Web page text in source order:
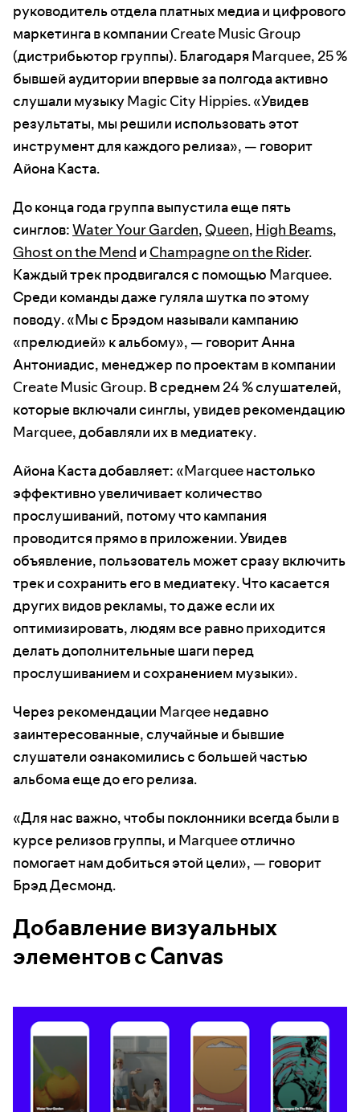
руководитель отдела платных медиа и цифрового
маркетинга в компании Create Music Group
(дистрибьютор группы). Благодаря Marquee, 25 %
бывшей аудитории впервые за полгода активно
слушали музыку Magic City Hippies. «Увидев
результаты, мы решили использовать этот
инструмент для каждого релиза», — говорит
Айона Каста.
До конца года группа выпустила еще пять
синглов:Water Your Garden, Queen, High Beams,
Ghost on the Mend и Champagne on the Rider.
Каждый трек продвигался с помощью Marquee.
Среди команды даже гуляла шутка по этому
поводу. «Мы с Брэдом называли кампанию
«прелюдией» к альбому», — говорит Анна
Антониадис, менеджер по проектам в компании
Create Music Group. В среднем 24 % слушателей,
которые включали синглы, увидев рекомендацию
Marquee, добавляли их в медиатеку.
Айона Каста добавляет: «Marquee настолько
эффективно увеличивает количество
прослушиваний, потому что кампания
проводится прямо в приложении. Увидев
объявление, пользователь может сразу включить
трек и сохранить его в медиатеку. Что касается
других видов рекламы, то даже если их
оптимизировать, людям все равно приходится
делать дополнительные шаги перед
прослушиванием и сохранением музыки».
Через рекомендации Marqee недавно
заинтересованные, случайные и бывшие
слушатели ознакомились с большей частью
альбома еще до его релиза.
«Для нас важно, чтобы поклонники всегда были в
курсе релизов группы, и Marquee отлично
помогает нам добиться этой цели», — говорит
Брэд Десмонд.
Добавление визуальных
элементов с Canvas